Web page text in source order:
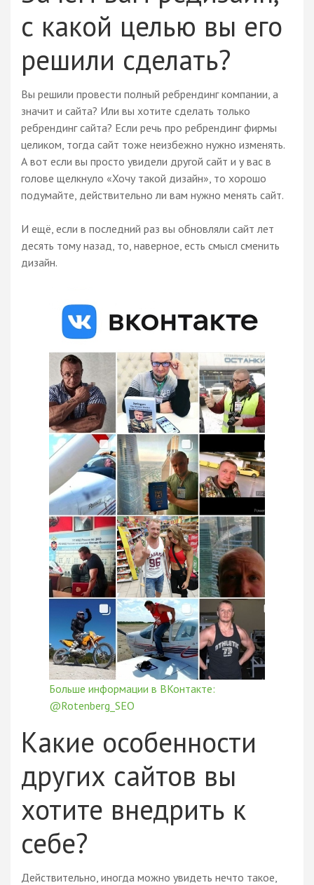
с какой целью вы его
решили сделать?
Вы решили провести полный ребрендинг компании, а
значит и сайта? Или вы хотите сделать только
ребрендинг сайта? Если речь про ребрендинг фирмы
целиком, тогда сайт тоже неизбежно нужно изменять.
А вот если вы просто увидели другой сайт и у вас в
голове щелкнуло «Хочу такой дизайн», то хорошо
подумайте, действительно ли вам нужно менять сайт.
И ещё, если в последний раз вы обновляли сайт лет
десять тому назад, то, наверное, есть смысл сменить
дизайн.
Больше информации в ВКонтакте:
@Rotenberg_SEO
Какие особенности
других сайтов вы
хотите внедрить к
себе?
Действительно, иногда можно увидеть нечто такое,